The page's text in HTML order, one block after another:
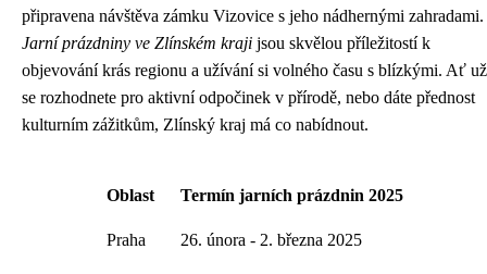
připravena návštěva zámku Vizovice s jeho nádhernými zahradami.
Jarní prázdniny ve Zlínském kraji jsou skvělou příležitostí k
objevování krás regionu a užívání si volného času s blízkými. Ať už
se rozhodnete pro aktivní odpočinek v přírodě, nebo dáte přednost
kulturním zážitkům, Zlínský kraj má co nabídnout.
Oblast Termín jarních prázdnin 2025
Praha 26. února - 2. března 2025